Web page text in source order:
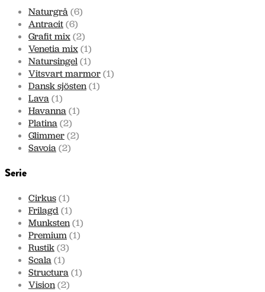
Naturgrå(6)
Antracit(6)
Grafit mix(2)
Venetia mix(1)
Natursingel(1)
Vitsvart marmor(1)
Dansk sjösten(1)
Lava(1)
Havanna(1)
Platina(2)
Glimmer(2)
Savoia(2)
Serie
Cirkus(1)
Frilagd(1)
Munksten(1)
Premium(1)
Rustik(3)
Scala(1)
Structura(1)
Vision(2)